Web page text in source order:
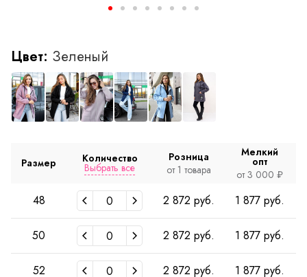
Цвет: Зеленый
Размер Количество
Выбрать все
Розница
от 1 товара
Мелкий
опт
от 3 000 ₽
48 2 872 руб. 1 877 руб.
50 2 872 руб. 1 877 руб.
52 2 872 руб. 1 877 руб.